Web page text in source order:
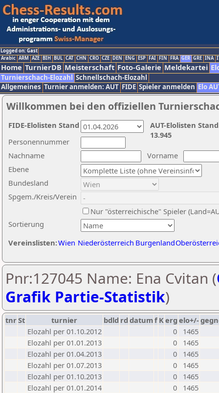
Logged on: Gast
Arabic ARM AZE BIH BUL CAT CHN CRO CZE DEN ENG ESP FAI FIN FRA GER GRE INA
Home TurnierDB Meisterschaft Foto-Galerie Meldekartei
Turnierschach-Elozahl Schnellschach-Elozahl
Allgemeines Turnier anmelden: AUT FIDE Spieler anmelden Elo
Willkommen bei den offiziellen
Nachname
Vorname
Ebene
Sortierung
Personennummer
Bundesland
Spgem./Kreis/Verein
Nur "österreichische" Spieler
Vereinslisten:Wien Niederösterreich Burgenland
AUT-Elolisten
13.945
FIDE-Elolisten Stand
Pnr:127045 Name: Ena Cvitan (
Grafik Partie-Statistik)
tnrSt turnier bdld rd datumf Kerg elo+/-
Elozahl per 01.10.2012
0
1465
Elozahl per 01.01.2013
0
1465
Elozahl per 01.04.2013
0
1465
Elozahl per 01.07.2013
0
1465
Elozahl per 01.10.2013
0
1465
Elozahl per 01.01.2014
0
1465